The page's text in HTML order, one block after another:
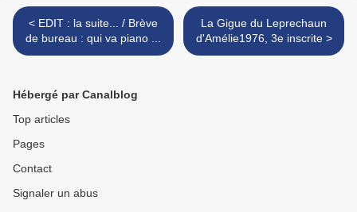
< EDIT : la suite... / Brève
de bureau : qui va piano ...
La Gigue du Leprechaun
d'Amélie1976, 3e inscrite >
Hébergé par Canalblog
Top articles
Pages
Contact
Signaler un abus